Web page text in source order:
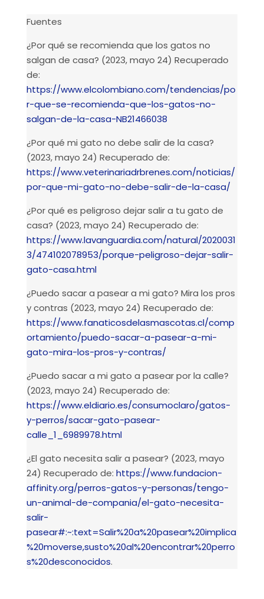
Fuentes
¿Por qué se recomienda que los gatos no
salgan de casa? (2023, mayo 24) Recuperado
de:
https://www.elcolombiano.com/tendencias/po
r-que-se-recomienda-que-los-gatos-no-
salgan-de-la-casa-NB21466038
¿Por qué mi gato no debe salir de la casa?
(2023, mayo 24) Recuperado de:
https://www.veterinariadrbrenes.com/noticias/
por-que-mi-gato-no-debe-salir-de-la-casa/
¿Por qué es peligroso dejar salir a tu gato de
casa? (2023, mayo 24) Recuperado de:
https://www.lavanguardia.com/natural/2020031
3/474102078953/porque-peligroso-dejar-salir-
gato-casa.html
¿Puedo sacar a pasear a mi gato? Mira los pros
y contras (2023, mayo 24) Recuperado de:
https://www.fanaticosdelasmascotas.cl/comp
ortamiento/puedo-sacar-a-pasear-a-mi-
gato-mira-los-pros-y-contras/
¿Puedo sacar a mi gato a pasear por la calle?
(2023, mayo 24) Recuperado de:
https://www.eldiario.es/consumoclaro/gatos-
y-perros/sacar-gato-pasear-
calle_1_6989978.html
¿El gato necesita salir a pasear? (2023, mayo
24) Recuperado de: https://www.fundacion-
affinity.org/perros-gatos-y-personas/tengo-
un-animal-de-compania/el-gato-necesita-
salir-
pasear#:~:text=Salir%20a%20pasear%20implica
%20moverse,susto%20al%20encontrar%20perro
s%20desconocidos.